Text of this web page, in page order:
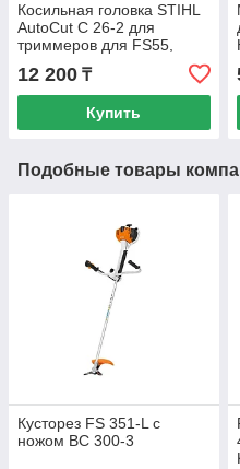
Косильная головка STIHL
AutoCut C 26-2 для
триммеров для FS55,
FS100, FS120, FS130,
FS131, FS250
FR85T/350/450
12 200 ₸
Купить
Подобные товары
Кусторез FS 351-L с
ножом BC 300-3